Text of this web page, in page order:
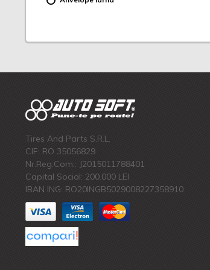
Tires And Parts S.R.L.
CIF: RO 35056829
Nr.Reg.Com.: J2015011788401
Capital Social: 200.000 LEI
IBAN ING: RO20INGB5029008227358910